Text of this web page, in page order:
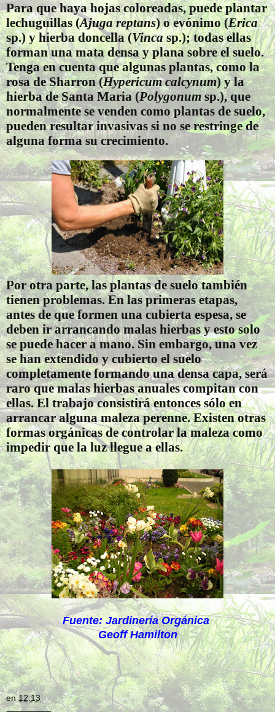
Para que haya hojas coloreadas, puede plantar
lechuguillas (Ajuga reptans) o evónimo (Erica
sp.) y hierba doncella (Vincasp.); todas ellas
forman una mata densa y plana sobre el suelo.
Tenga en cuenta que algunas plantas, como la
rosa de Sharron (Hypericum calcynum) y la
hierba de Santa Maria (Polygonumsp.), que
normalmente se venden como plantas de suelo,
pueden resultar invasivas si no se restringe de
alguna forma su crecimiento.
Por otra parte, las plantas de suelo también
tienen problemas. En las primeras etapas,
antes de que formen una cubierta espesa, se
deben ir arrancando malas hierbas y esto solo
se puede hacer a mano. Sin embargo, una vez
se han extendido y cubierto el suelo
completamente formando una densa capa, será
raro que malas hierbas anuales compitan con
ellas. El trabajo consistirá entonces sólo en
arrancar alguna maleza perenne. Existen otras
formas orgánicas de controlar la maleza como
impedir que la luz llegue a ellas.
Fuente: Jardinería Orgánica
Geoff Hamilton
en12:13